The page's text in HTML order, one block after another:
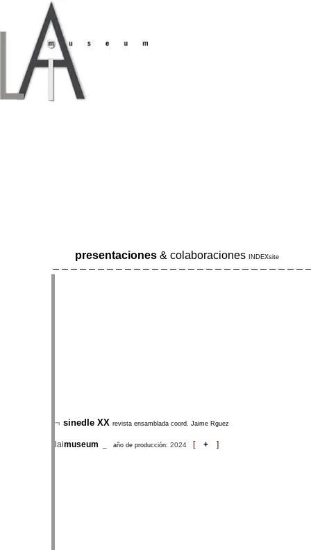
presentaciones & colaboraciones INDEXsite
¬ sinedIe XX revista ensamblada coord. Jaime Rguez
laimuseum año de producción: 2024 [ + ]